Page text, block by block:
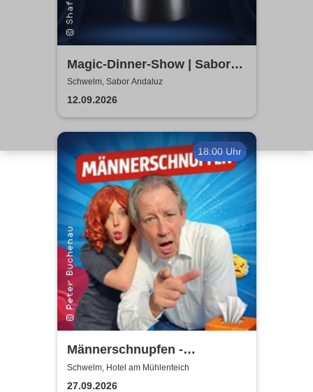
Magic-Dinner-Show | Sabor
Andaluz
Schwelm, Sabor Andaluz
12.09.2026
18:00 Uhr
Männerschnupfen -
Buchenau Comedy Tour
Schwelm, Hotel am Mühlenteich
27.09.2026